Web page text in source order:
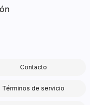
Contacto
Términos de servicio